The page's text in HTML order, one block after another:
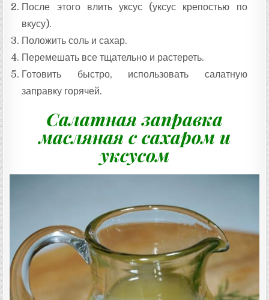
После этого влить уксус (уксус крепостью по
вкусу).
Положить соль и сахар.
Перемешать все тщательно и растереть.
Готовить быстро, использовать салатную
заправку горячей.
Салатная заправка
масляная с сахаром и
уксусом